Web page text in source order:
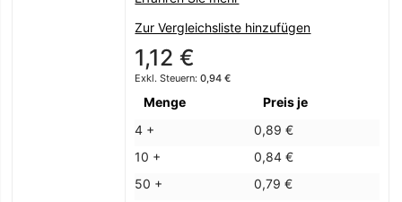
Zur Vergleichsliste hinzufügen
1,12 €
0,94 €
Menge
Preis je
4 +
0,89 €
10 +
0,84 €
50 +
0,79 €